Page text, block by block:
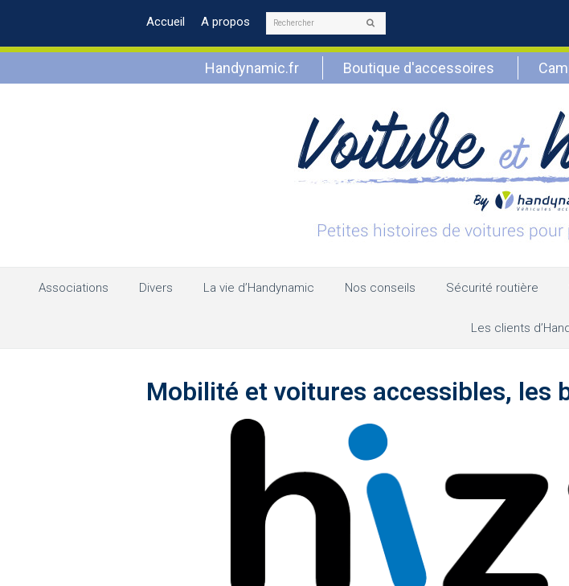
Accueil A propos Rechercher
Handynamic.fr Boutique d'accessoires
Associations Divers La vie d’Handynamic Nos conseils Sécurité routière
Les clients
Mobilité et voitures accessibles, les